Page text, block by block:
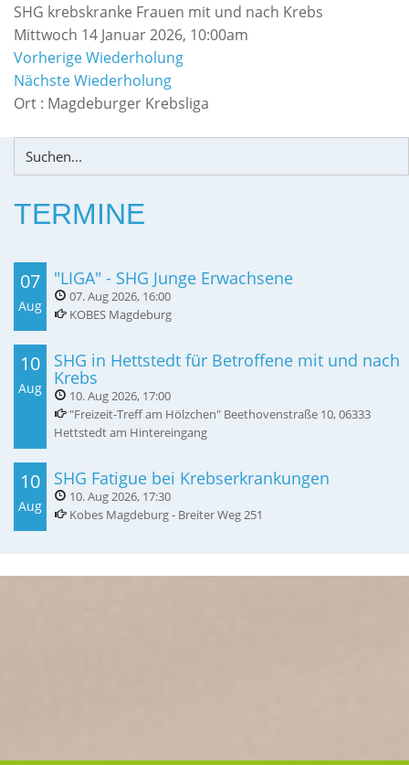
SHG krebskranke Frauen mit und nach Krebs
Mittwoch 14 Januar 2026, 10:00am
Vorherige Wiederholung
Nächste Wiederholung
Ort : Magdeburger Krebsliga
TERMINE
07
Aug
"LIGA" - SHG Junge Erwachsene
07. Aug 2026, 16:00
KOBES Magdeburg
10
Aug
SHG in Hettstedt für Betroffene mit und nach
Krebs
10. Aug 2026, 17:00
"Freizeit-Treff am Hölzchen" Beethovenstraße 10, 06333
Hettstedt am Hintereingang
10
Aug
SHG Fatigue bei Krebserkrankungen
10. Aug 2026, 17:30
Kobes Magdeburg - Breiter Weg 251